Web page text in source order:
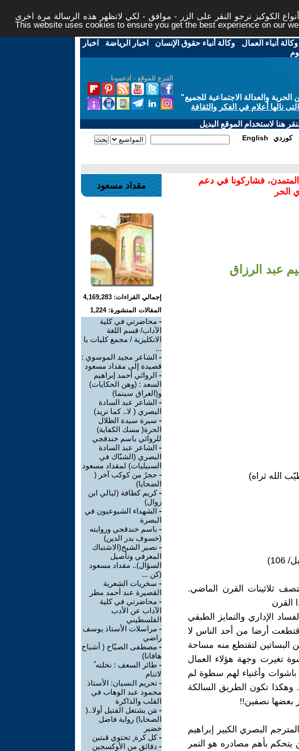
الكوكيز نرجو النقر على الزر - موافق - لكي لاتظهر هذه الرسالة مرة اخرى -
This website uses cookies to ensure you get the best experience on our
وكالة أنباء العمال -وكالة أنباء حقوق الإنسان - اخبار الرياضة - اخبار
التبرع للموقع - ادعمونا
والعدالة الاجتماعية للجميع"
نالها أعلام في الفكر والثقافة
هنا لاستخدام الموقع البديل
English كوردي
المتمدن، فشاركونا في دعم
الحر
عبد الرزاق
الله ثراه)
ثلاثينات القرن الماضي.
القرن
الإداري والتمايز الطبقي
أرضا من أحد الناس لا
البساتين لتقتطع منه مساحة
تغيرت وجهة هؤلاء العمال
باشوات وأغنياء لهم سطوة لم
تكون الطريق السالكة
بعضها نصفين!!
البصري الكبير إبراهيم
يتحكم بأهم مصادره هو التمر
مقداد مسعود
إجمالي القراءات: 4,169,283
المقالات المنشورة: 1,224
- محاضرتي في كلية
الآداب/ قسم اللغة
الانكليزية / مجمع كليات با
...
- الشاعر مجيد الموسوي :
قصيدة إلى مقداد مسعود
- الروائي أحمد إبراهيم
السعد : (وهن الحكايات)
و(العراق سينما)
- الشاعر عبد السادة
البصري ( لا.. كما نريد)
- سيرة سيدة الظلال
الحرة( مسك الكفاية)
للروائي باسم خندقجي
- الشاعر عبد السادة
البصري (الشبّاك في
السبيليات) لمقداد مسعود
- حجرُ من كوكب آخر (
الضحايا)
-كريم كطافة (ليالي ابن
زوال)
- الشهداء الشيوعيون في
البصرة
- باسم خندقجي وروايته
(خسوف بدر الدين)
- نصير الشيخ(الاشتباك
المعرفي وتأصيل
السؤال).. مقداد مسعود
(كن ...
- سخريات الشعرية
القصيرة عند أحمد مطر
- محاضرتي في كلية
الآداب عن الأدب
الفلسطيني
- مراسلات الأستاذ يوسف
راضي
- مصطفى الصيّاح ( أشباح
هافانا)
- طائر السعف : نخلته ُ
لاتنام
- تحريم النسيان: الأستاذ
محمود عبد الوهاب في
القلب والذاكرة
- مَن يشتعل الفتيل أولا..(
الضحايا) رواية فاضل
خضير
-كل كرة ٍ تحتوي قبتين
- دقائق من الأوكسجين